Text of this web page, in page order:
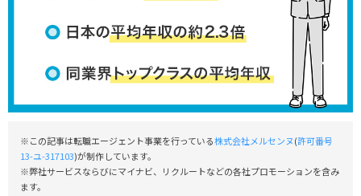
※この記事は転職エージェント事業を行っている株式会社メルセンヌ(許可番号
13-ユ-317103)が制作しています。
※弊社サービスならびにマイナビ、リクルートなどの各社プロモーションを含み
ます。